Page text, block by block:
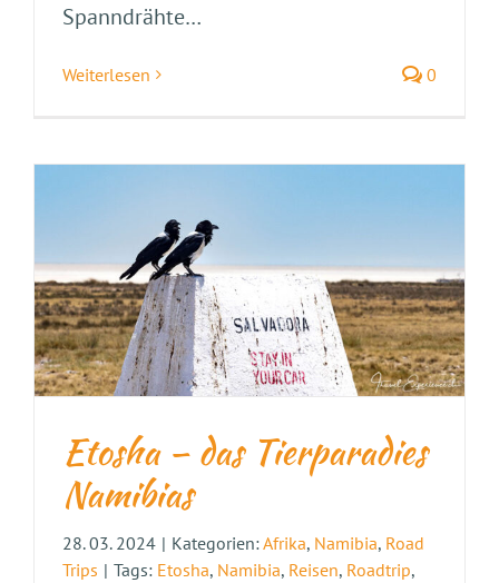
Spanndrähte…
Weiterlesen 0
Etosha – das Tierparadies
Namibias
28. 03. 2024 | Kategorien:Afrika, Namibia, Road
Trips | Tags: Etosha, Namibia, Reisen, Roadtrip,